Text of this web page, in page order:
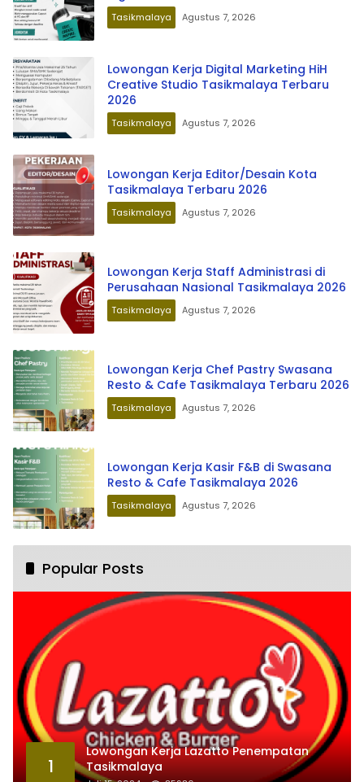
Tasikmalaya Agustus 7, 2026
Lowongan Kerja Digital Marketing HiH
Creative Studio Tasikmalaya Terbaru
2026
Tasikmalaya Agustus 7, 2026
Lowongan Kerja Editor/Desain Kota
Tasikmalaya Terbaru 2026
Tasikmalaya Agustus 7, 2026
Lowongan Kerja Staff Administrasi di
Perusahaan Nasional Tasikmalaya 2026
Tasikmalaya Agustus 7, 2026
Lowongan Kerja Chef Pastry Swasana
Resto & Cafe Tasikmalaya Terbaru 2026
Tasikmalaya Agustus 7, 2026
Lowongan Kerja Kasir F&B di Swasana
Resto & Cafe Tasikmalaya 2026
Tasikmalaya Agustus 7, 2026
Popular Posts
1
Lowongan Kerja Lazatto Penempatan
Tasikmalaya